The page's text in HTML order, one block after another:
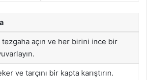
tezgaha açın ve her birini ince bir
ve tarçını bir kapta karıştırın.